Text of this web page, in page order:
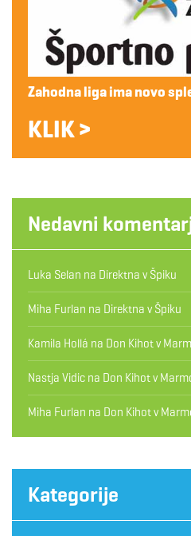
Zahodna liga ima novo
KLIK >
Nedavni
Luka Selan na Direktna v Špiku
Miha Furlan na Direktna v Špiku
Kamila Hollá na Don Kihot v
Nastja Vidic na Don Kihot v
Miha Furlan na Don Kihot v
Kategorije